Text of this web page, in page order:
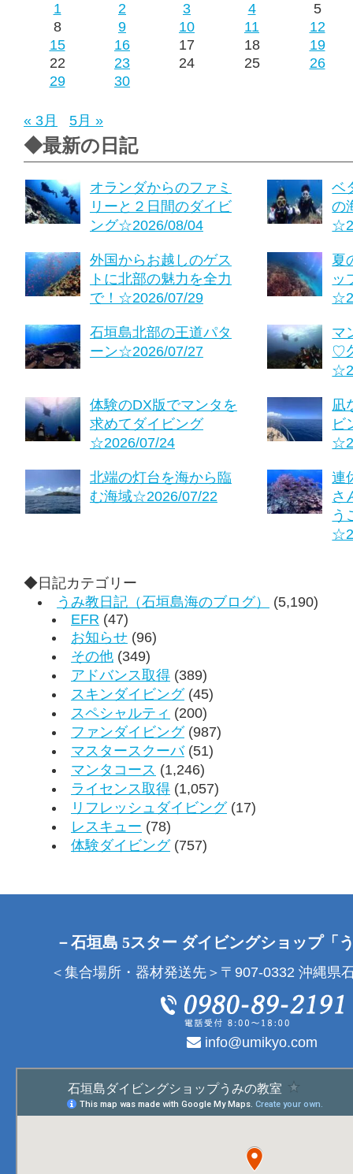
1
2 3 4
5
8
9 10 11
12
15
16 17 18
19
22
23 24 25
26
29
30
« 3月 5月 »
◆最新の日記
オランダからのファミ
リーと２日間のダイビ
ング☆2026/08/04
ベ
の
外国からお越しのゲス
トに北部の魅力を全力
で！☆2026/07/29
夏
ッ
石垣島北部の王道パタ
ーン☆2026/07/27
マ
♡
体験のDX版でマンタを
求めてダイビング
☆2026/07/24
凪
ビ
北端の灯台を海から臨
む海域☆2026/07/22
連
さ
う
◆日記カテゴリー
うみ教日記（石垣島海のブログ）
(5,190)
EFR (47)
お知らせ (96)
その他 (349)
アドバンス取得 (389)
スキンダイビング(45)
スペシャルティ (200)
ファンダイビング(987)
マスタースクーバ(51)
マンタコース (1,246)
ライセンス取得 (1,057)
リフレッシュダイビング(17)
レスキュー (78)
体験ダイビング(757)
－石垣島 5スター ダイビングショップ「
＜集合場所・器材発送先＞〒907-0332 沖縄県
info@umikyo.com